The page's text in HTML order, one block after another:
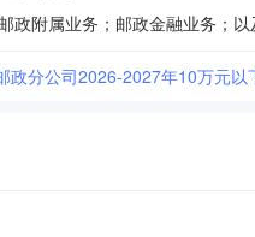
政分公司2026-2027年10万元